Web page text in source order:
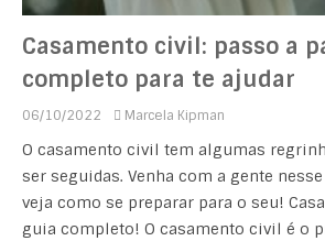
Casamento civil: passo a
completo para te ajudar
06/10/2022 Marcela Kipman
O casamento civil tem algumas
ser seguidas. Venha com a gente
veja como se preparar para o seu!
guia completo! O casamento civil é o